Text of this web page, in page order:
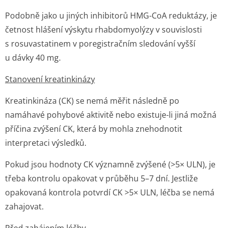
Podobně jako u jiných inhibitorů HMG-CoA reduktázy, je
četnost hlášení výskytu rhabdomyolýzy v souvislosti
s rosuvastatinem v poregistračním sledování vyšší
u dávky 40 mg.
Stanovení kreatinkinázy
Kreatinkináza (CK) se nemá měřit následně po
namáhavé pohybové aktivitě nebo existuje-li jiná možná
příčina zvýšení CK, která by mohla znehodnotit
interpretaci výsledků.
Pokud jsou hodnoty CK významně zvýšené (>5× ULN), je
třeba kontrolu opakovat v průběhu 5–7 dní. Jestliže
opakovaná kontrola potvrdí CK >5× ULN, léčba se nemá
zahajovat.